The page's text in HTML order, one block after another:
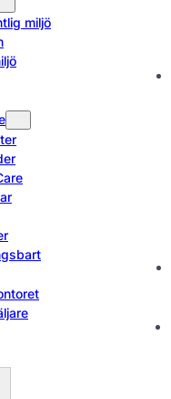
miljö